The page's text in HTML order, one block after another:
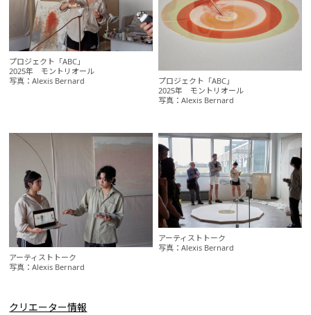
プロジェクト「ABC」
2025年 モントリオール
写真：Alexis Bernard
プロジェクト「ABC」
2025年 モントリオール
写真：Alexis Bernard
アーティストトーク
写真：Alexis Bernard
アーティストトーク
写真：Alexis Bernard
クリエーター情報